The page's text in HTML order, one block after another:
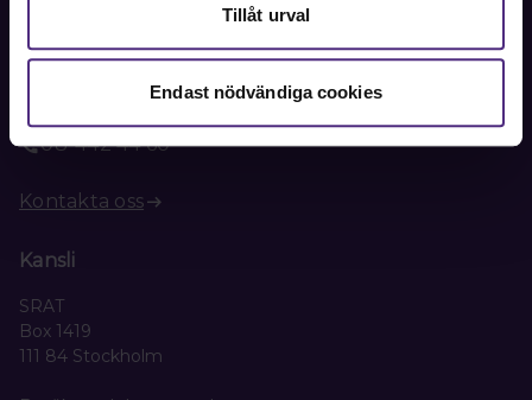
Tillåt urval
Endast nödvändiga cookies
Kontakta oss på SRAT med frågor om ditt medlemskap
eller allmänna fackliga frågor om din anställning.
08-442 44 60
Kontakta oss
Kansli
SRAT
Box 1419
111 84 Stockholm